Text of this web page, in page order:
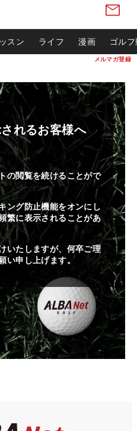
メルマガ登録
スン ライフ 漫画 ゴル
れるお客様へ
の閲覧を続けることがで
ング防止機能をオンにし
繁に表示されることがあ
いたしますが、何卒ご理
い申し上げます。